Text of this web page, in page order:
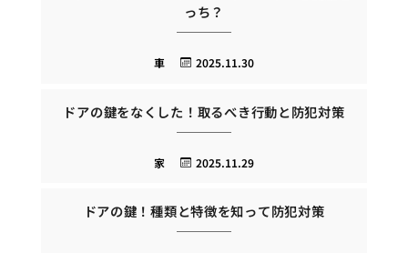
っち？
2025.11.30
車
ドアの鍵をなくした！取るべき行動と防犯対策
2025.11.29
家
ドアの鍵！種類と特徴を知って防犯対策